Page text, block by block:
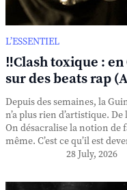
L’ESSENTIEL
‼️Clash toxique :
sur des beats rap
Depuis des semaines, la
n’a plus rien d’artistique.
On désacralise la notion de
même. C’est ce qu’il est
28 July, 2026